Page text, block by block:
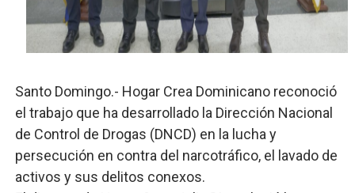
Banco Popular escala 17 posiciones en los mil
SNS y el SRSO actualizan Manual de Comunicación
Osiris de León responde a Roberto Tineo y a Yeisy
DGPCF: 55 años sembrando desarrollo y
Operativo interagencial frena delitos ambientales y
Santo Domingo.- Hogar Crea Dominicano reconoció
el trabajo que ha desarrollado la Dirección Nacional
de Control de Drogas (DNCD) en la lucha y
persecución en contra del narcotráfico, el lavado de
activos y sus delitos conexos.